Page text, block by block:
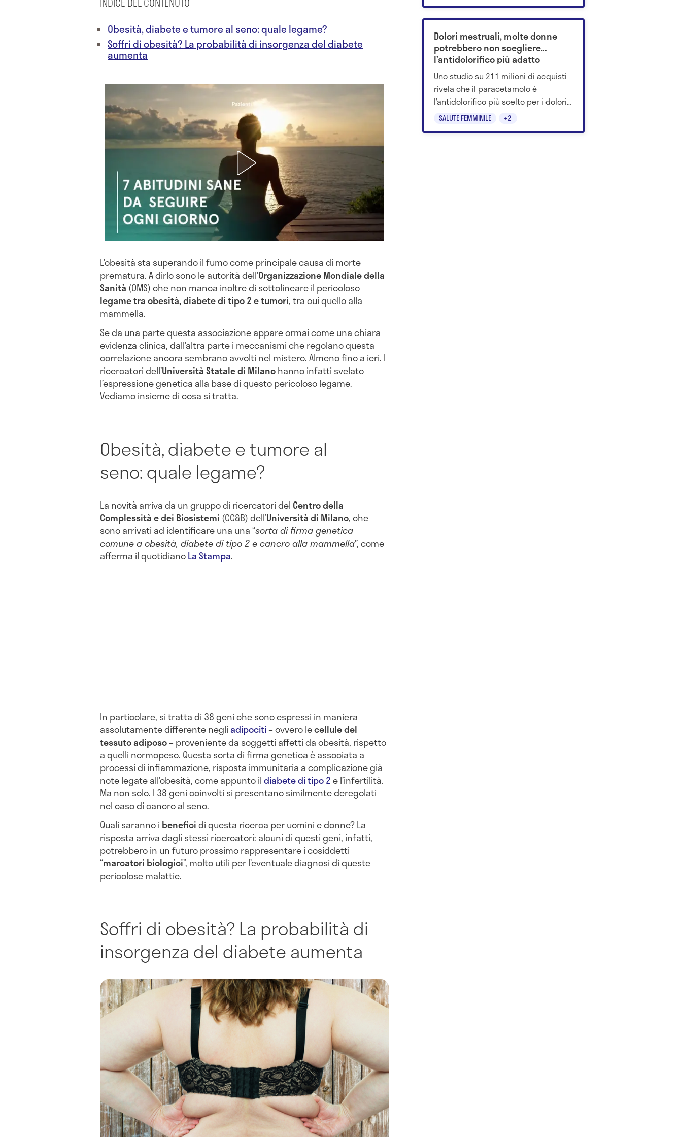
INDICE DEL CONTENUTO
Obesità, diabete e tumore al seno: quale legame?
Soffri di obesità? La probabilità di insorgenza del diabete
aumenta
L’obesità sta superando il fumo come principale causa di morte
prematura. A dirlo sono le autorità dell’Organizzazione Mondiale della
Sanità (OMS) che non manca inoltre di sottolineare il pericoloso
legame tra obesità, diabete di tipo 2 e tumori, tra cui quello alla
mammella.
Se da una parte questa associazione appare ormai come una chiara
evidenza clinica, dall’altra parte i meccanismi che regolano questa
correlazione ancora sembrano avvolti nel mistero. Almeno fino a ieri. I
ricercatori dell’Università Statale di Milanohanno infatti svelato
l’espressione genetica alla base di questo pericoloso legame.
Vediamo insieme di cosa si tratta.
Obesità, diabete e tumore al
seno: quale legame?
La novità arriva da un gruppo di ricercatori del Centro della
Complessità e dei Biosistemi (CC&B) dell’Università di Milano, che
sono arrivati ad identificare una una “sorta di firma genetica
comune a obesità, diabete di tipo 2 e cancro alla mammella”, come
afferma il quotidianoLa Stampa.
In particolare, si tratta di 38 geni che sono espressi in maniera
assolutamente differente negli adipociti– ovvero lecellule del
tessuto adiposo– proveniente da soggetti affetti da obesità, rispetto
a quelli normopeso. Questa sorta di firma genetica è associata a
processi di infiammazione, risposta immunitaria a complicazione già
note legate all’obesità, come appunto ildiabete di tipo 2e l’infertilità.
Ma non solo. I 38 geni coinvolti si presentano similmente deregolati
nel caso di cancro al seno.
Quali saranno i beneficidi questa ricerca per uomini e donne? La
risposta arriva dagli stessi ricercatori: alcuni di questi geni, infatti,
potrebbero in un futuro prossimo rappresentare i cosiddetti
“marcatori biologici”, molto utili per l’eventuale diagnosi di queste
pericolose malattie.
Soffri di obesità? La probabilità di
insorgenza del diabete aumenta
SALUTE FEMMINILE +2
Dolori mestruali, molte donne
potrebbero non scegliere
l’antidolorifico più adatto
Uno studio su 211 milioni di acquisti
rivela che il paracetamolo è
l’antidolorifico più scelto per i dolori
mestruali. Gli esperti spiegano